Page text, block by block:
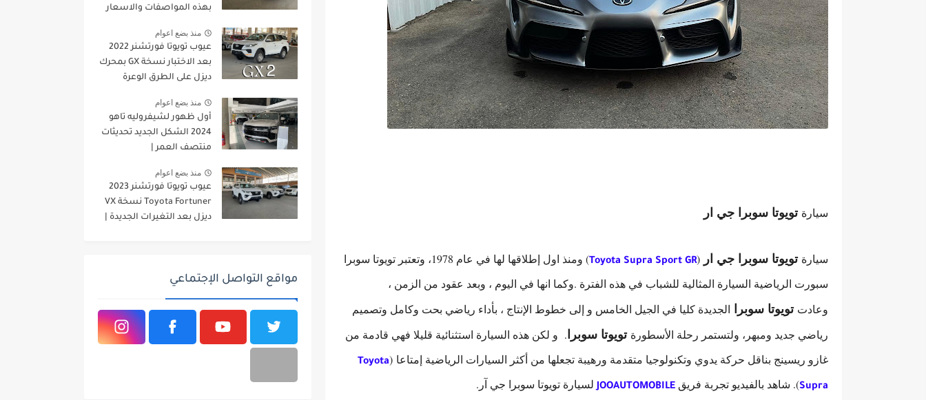
سيارةتويوتا سوبرا جي ار
سيارةتويوتا سوبرا جي ار (
Toyota Supra Sport GR
) ومنذ اول إطلاقها لها في عام 1978، وتعتبر تويوتا سوبرا
سبورت الرياضية السيارة المثالية للشباب في هذه الفترة .وكما انها في اليوم ، وبعد عقود من الزمن ،
وعادتتويوتا سوبرا الجديدة كليا في الجيل الخامس و إلى خطوط الإنتاج ، بأداء رياضي بحت وكامل وتصميم
رياضي جديد ومبهر، ولتستمر رحلة الأسطورةتويوتا سوبرا. و لكن هذه السيارة استثنائية قليلا فهي قادمة من
غازو ريسينج بناقل حركة يدوي وتكنولوجيا متقدمة ورهيبة تجعلها من أكثر السيارات الرياضية إمتاعا (
Toyota
Supra
). شاهد بالفيديو تجربة فريق JOOAUTOMOBILE لسيارة تويوتا سوبرا جي آر.
بهذه المواصفات والاسعار
منذ بضع اعوام
عيوب تويوتا فورتشنر 2022
بعد الاختبار نسخة GX بمحرك
ديزل على الطرق الوعرة
منذ بضع اعوام
أول ظهور لشيفروليه تاهو
2024 الشكل الجديد تحديثات
منتصف العمر |
منذ بضع اعوام
عيوب تويوتا فورتشنر 2023
Toyota Fortuner نسخة VX
ديزل بعد التغيرات الجديدة |
مواقع التواصل الإجتماعي